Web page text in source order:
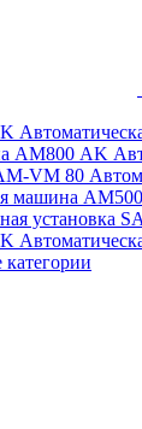
АМ800 AK
VM 80
машина
установка
категории